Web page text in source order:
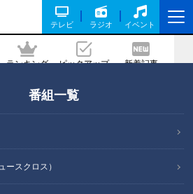
テレビ ラジオ イベント
ランキング ピックアップ 新着記事
番組一覧
ースクロス）
大谷翔平へも届いた！
記事に戻る